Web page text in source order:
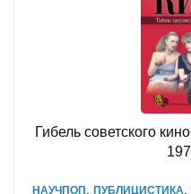
Гибель советского
НАУЧПОП ПУБЛИЦИСТИКА